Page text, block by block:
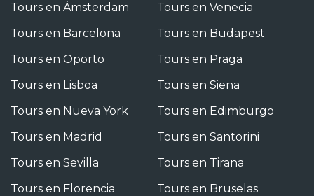
Tours en Ámsterdam
Tours en Barcelona
Tours en Oporto
Tours en Lisboa
Tours en Nueva York
Tours en Madrid
Tours en Sevilla
Tours en Florencia
Tours en Venecia
Tours en Budapest
Tours en Praga
Tours en Siena
Tours en Edimburgo
Tours en Santorini
Tours en Tirana
Tours en Bruselas